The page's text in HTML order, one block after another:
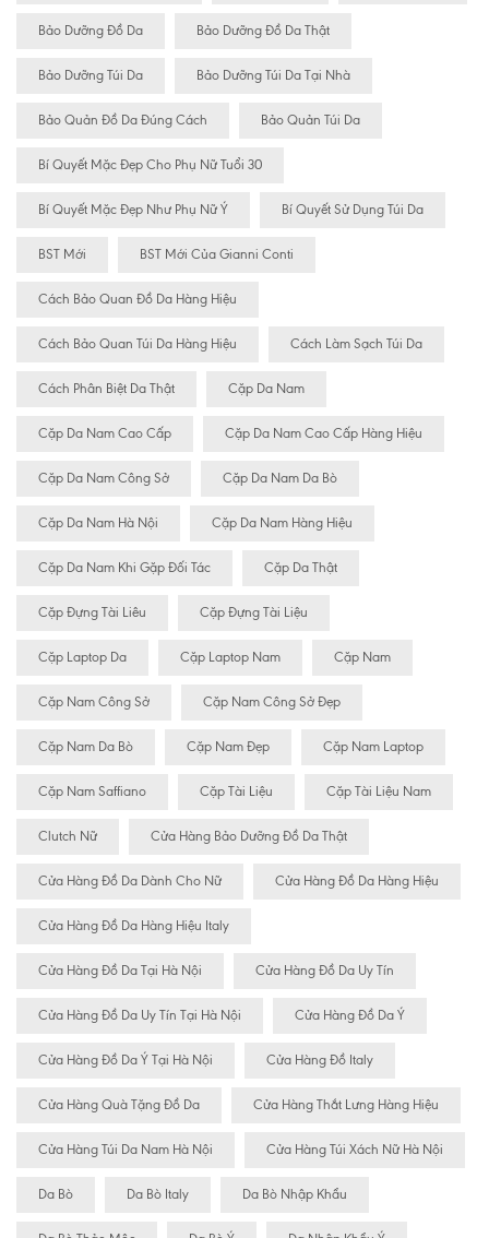
Bảo Dưỡng Đồ Da Bảo Dưỡng Đồ Da Thật
Bảo Dưỡng Túi Da Bảo Dưỡng Túi Da Tại Nhà
Bảo Quản Đồ Da Đúng Cách Bảo Quản Túi Da
Bí Quyết Mặc Đẹp Cho Phụ Nữ Tuổi 30
Bí Quyết Mặc Đẹp Như Phụ Nữ Ý Bí Quyết Sử Dụng Túi Da
BST Mới BST Mới Của Gianni Conti
Cách Bảo Quan Đồ Da Hàng Hiệu
Cách Bảo Quan Túi Da Hàng Hiệu Cách Làm Sạch Túi Da
Cách Phân Biệt Da Thật Cặp Da Nam
Cặp Da Nam Cao Cấp Cặp Da Nam Cao Cấp Hàng Hiệu
Cặp Da Nam Công Sở Cặp Da Nam Da Bò
Cặp Da Nam Hà Nội Cặp Da Nam Hàng Hiệu
Cặp Da Nam Khi Gặp Đối Tác Cặp Da Thật
Cặp Đựng Tài Liêu Cặp Đựng Tài Liệu
Cặp Laptop Da Cặp Laptop Nam Cặp Nam
Cặp Nam Công Sở Cặp Nam Công Sở Đẹp
Cặp Nam Da Bò Cặp Nam Đẹp Cặp Nam Laptop
Cặp Nam Saffiano Cặp Tài Liệu Cặp Tài Liệu Nam
Clutch Nữ Cửa Hàng Bảo Dưỡng Đồ Da Thật
Cửa Hàng Đồ Da Dành Cho Nữ Cửa Hàng Đồ Da Hàng Hiệu
Cửa Hàng Đồ Da Hàng Hiệu Italy
Cửa Hàng Đồ Da Tại Hà Nội Cửa Hàng Đồ Da Uy Tín
Cửa Hàng Đồ Da Uy Tín Tại Hà Nội Cửa Hàng Đồ Da Ý
Cửa Hàng Đồ Da Ý Tại Hà Nội Cửa Hàng Đồ Italy
Cửa Hàng Quà Tặng Đồ Da Cửa Hàng Thắt Lưng Hàng Hiệu
Cửa Hàng Túi Da Nam Hà Nội Cửa Hàng Túi Xách Nữ Hà Nội
Da Bò Da Bò Italy Da Bò Nhập Khẩu